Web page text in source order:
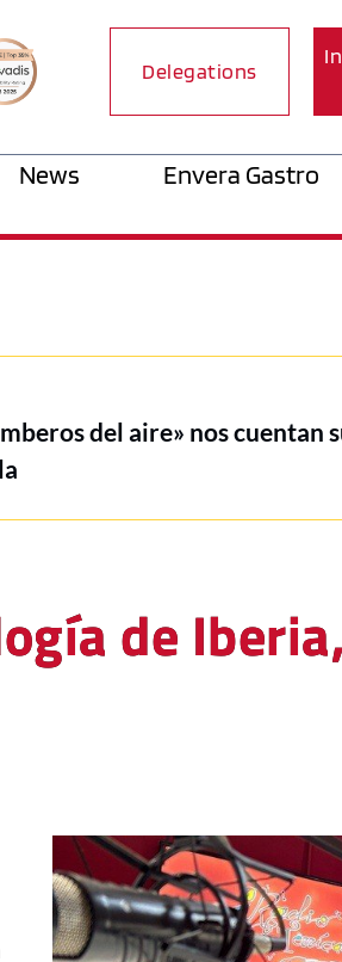
Delegations
News
Envera Gastro
del aire» nos cuentan
de